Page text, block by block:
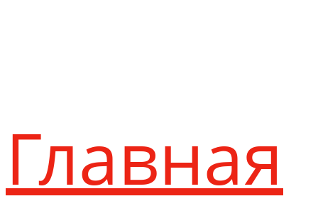
Главная